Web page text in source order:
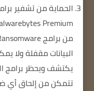
الحماية من تشفير
البيانات مقفلة ولا
يكتشف ويحظر برامج
تتمكن من إلحاق أي